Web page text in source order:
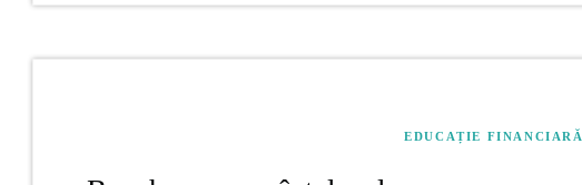
EDUCAȚIE FINANCIARĂ